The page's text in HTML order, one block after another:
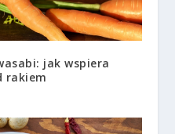
jak wspiera
rakiem